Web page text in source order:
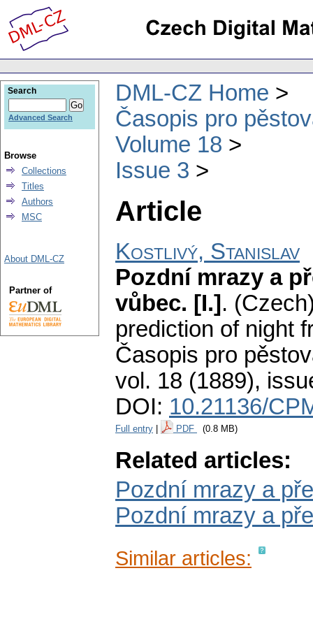
DML-CZ Home
Časopis pro
Volume 18
Issue 3
Article
Kostlivý, Stanislav
Pozdní mrazy a
vůbec. [I.] .
prediction of night
Časopis pro
vol. 18 (1889),
DOI: 10.21136/
Full entry PDF (0.8 MB)
Related articles:
Pozdní mrazy a
Pozdní mrazy a
Similar articles:
Search
Advanced Search
Browse
Collections
Titles
Authors
MSC
About DML-CZ
Partner of